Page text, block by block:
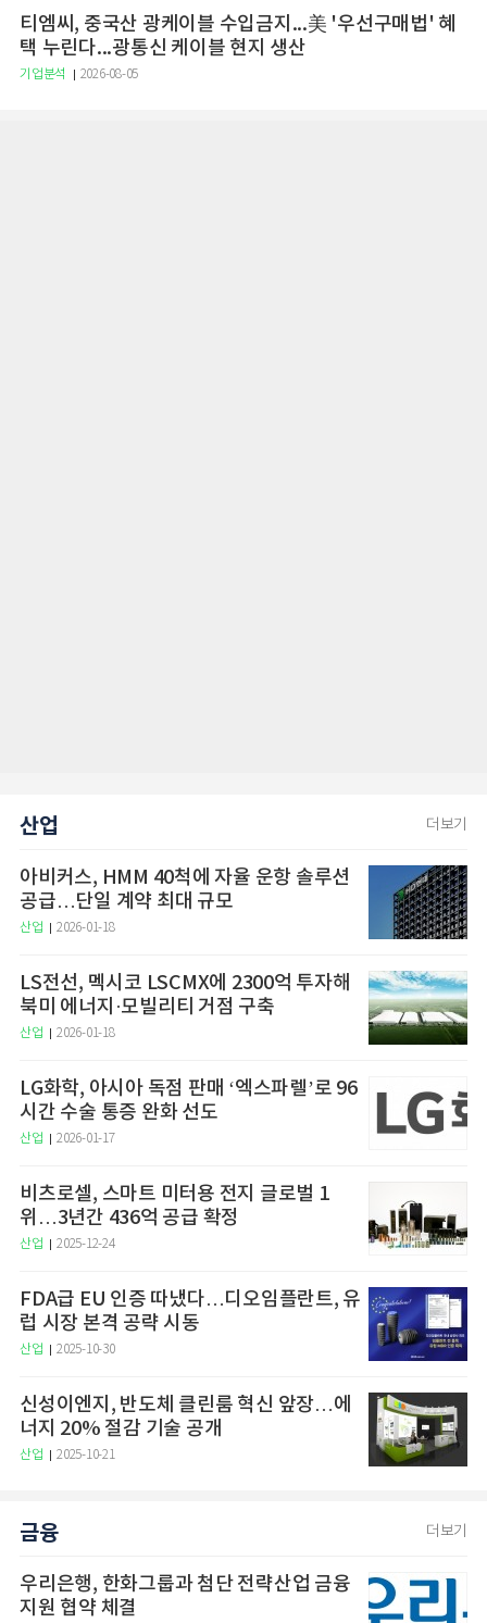
티엠씨, 중국산 광케이블 수입금지...美 '우선구매법' 혜
택 누린다...광통신 케이블 현지 생산
기업분석 2026-08-05
산업 더보기
아비커스, HMM 40척에 자율 운항 솔루션
공급…단일 계약 최대 규모
산업 2026-01-18
LS전선, 멕시코 LSCMX에 2300억 투자해
북미 에너지·모빌리티 거점 구축
산업 2026-01-18
LG화학, 아시아 독점 판매 ‘엑스파렐’로 96
시간 수술 통증 완화 선도
산업 2026-01-17
비츠로셀, 스마트 미터용 전지 글로벌 1
위…3년간 436억 공급 확정
산업 2025-12-24
FDA급 EU 인증 따냈다…디오임플란트, 유
럽 시장 본격 공략 시동
산업 2025-10-30
신성이엔지, 반도체 클린룸 혁신 앞장…에
너지 20% 절감 기술 공개
산업 2025-10-21
금융 더보기
우리은행, 한화그룹과 첨단 전략산업 금융
지원 협약 체결